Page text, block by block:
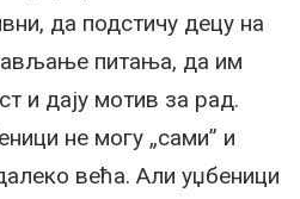
да подстичу децу на
питања, да им
и дају мотив за рад.
не могу „сами” и
већа. Али уџбеници